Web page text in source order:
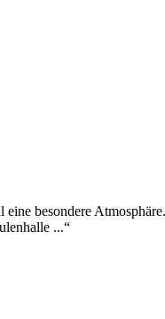
besondere
...“